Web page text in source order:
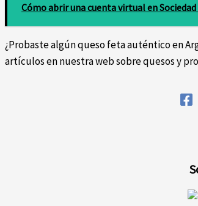
Cómo abrir una cuenta virtual en
¿Probaste algún queso feta auténtico en
artículos en nuestra web sobre quesos y